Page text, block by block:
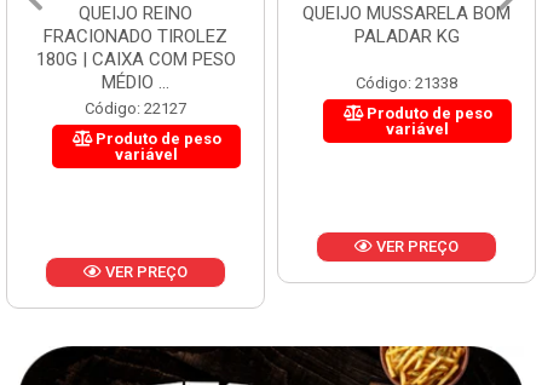
QUEIJO REINO
FRACIONADO TIROLEZ
180G | CAIXA COM PESO
MÉDIO ...
Código: 22127
Produto de peso
variável
VER PREÇO
QUEIJO MUSSARELA BOM
PALADAR KG
Código: 21338
Produto de peso
variável
VER PREÇO